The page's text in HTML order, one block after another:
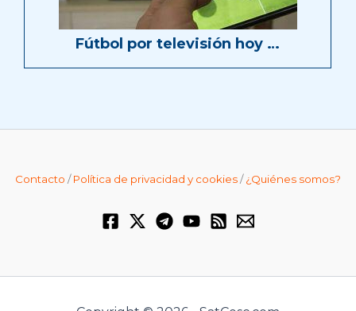
Fútbol por televisión hoy …
Contacto /Política de privacidad y cookies/¿Quiénes somos?